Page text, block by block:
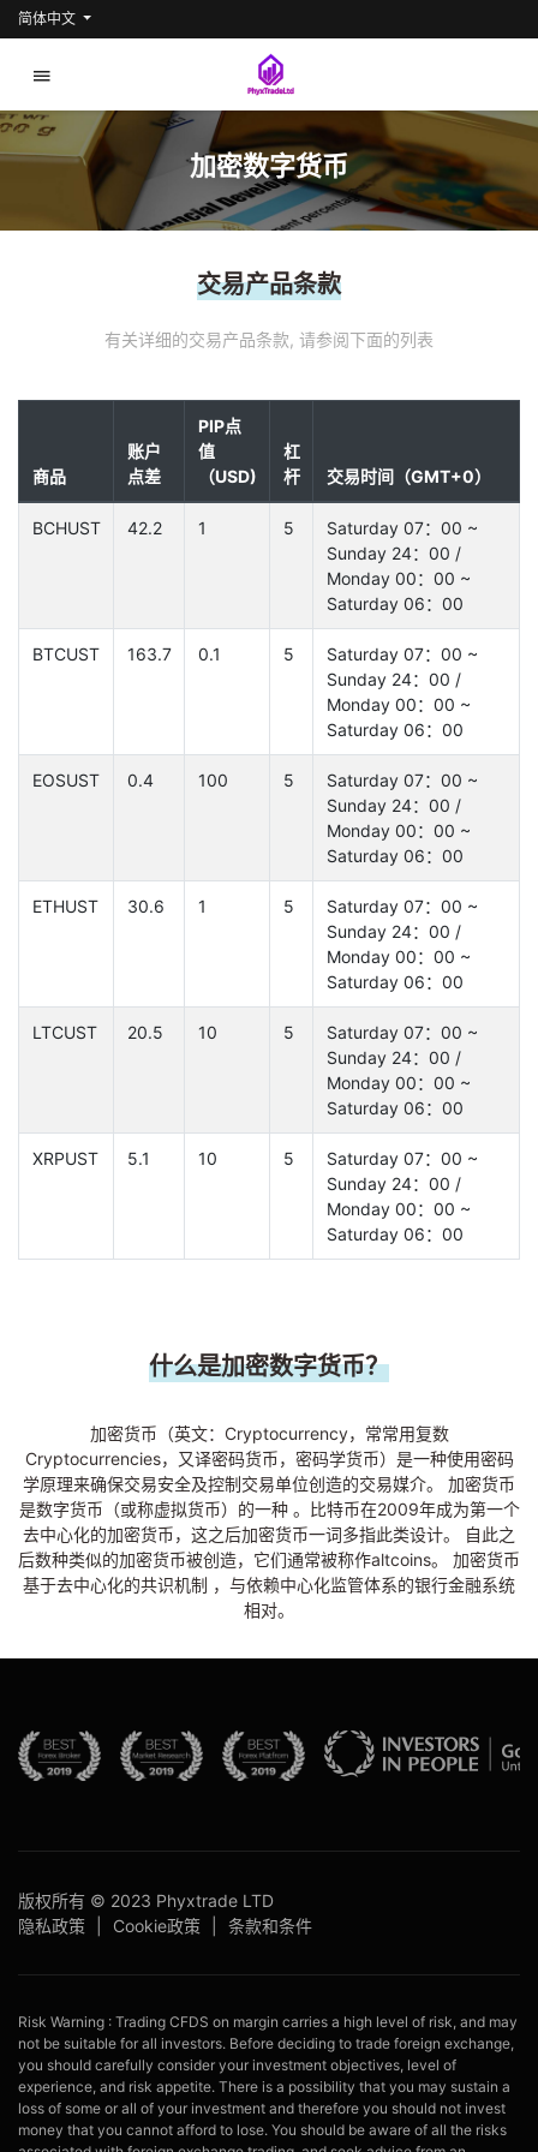
简体中文
加密数字货币
交易产品条款
有关详细的交易产品条款, 请参阅下面的列表
商品
账户
点差
PIP点
值
（USD)
杠
杆
交易时间（GMT+0）
BCHUST 42.2 1 5
Saturday 07：00 ~
Sunday 24：00 /
Monday 00：00 ~
Saturday 06：00
BTCUST 163.7 0.1 5
Saturday 07：00 ~
Sunday 24：00 /
Monday 00：00 ~
Saturday 06：00
EOSUST 0.4 100 5
Saturday 07：00 ~
Sunday 24：00 /
Monday 00：00 ~
Saturday 06：00
ETHUST 30.6 1 5
Saturday 07：00 ~
Sunday 24：00 /
Monday 00：00 ~
Saturday 06：00
LTCUST 20.5 10 5
Saturday 07：00 ~
Sunday 24：00 /
Monday 00：00 ~
Saturday 06：00
XRPUST 5.1 10 5
Saturday 07：00 ~
Sunday 24：00 /
Monday 00：00 ~
Saturday 06：00
什么是加密数字货币？
加密货币（英文：Cryptocurrency，常常用复数
Cryptocurrencies，又译密码货币，密码学货币）是一种使用密码
学原理来确保交易安全及控制交易单位创造的交易媒介。 加密货币
是数字货币（或称虚拟货币）的一种 。比特币在2009年成为第一个
去中心化的加密货币，这之后加密货币一词多指此类设计。 自此之
后数种类似的加密货币被创造，它们通常被称作altcoins。 加密货币
基于去中心化的共识机制 ，与依赖中心化监管体系的银行金融系统
相对。
版权所有 © 2023 Phyxtrade LTD
隐私政策
Cookie政策 条款和条件
Risk Warning : Trading CFDS on margin carries a high level of risk, and may
not be suitable for all investors. Before deciding to trade foreign exchange,
you should carefully consider your investment objectives, level of
experience, and risk appetite. There is a possibility that you may sustain a
loss of some or all of your investment and therefore you should not invest
money that you cannot afford to lose. You should be aware of all the risks